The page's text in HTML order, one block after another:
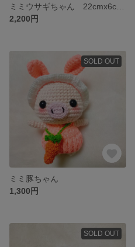
2,200円
SOLD OUT
ミミ豚ちゃん
1,300円
SOLD OUT